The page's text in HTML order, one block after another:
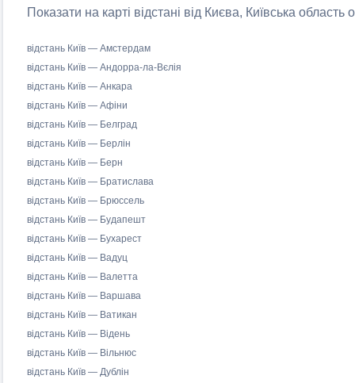
Показати на карті відстані від Києва, Київська
відстань Київ — Амстердам
відстань Київ — Андорра-ла-Вєлія
відстань Київ — Анкара
відстань Київ — Афіни
відстань Київ — Белград
відстань Київ — Берлін
відстань Київ — Берн
відстань Київ — Братислава
відстань Київ — Брюссель
відстань Київ — Будапешт
відстань Київ — Бухарест
відстань Київ — Вадуц
відстань Київ — Валетта
відстань Київ — Варшава
відстань Київ — Ватикан
відстань Київ — Відень
відстань Київ — Вільнюс
відстань Київ — Дублін